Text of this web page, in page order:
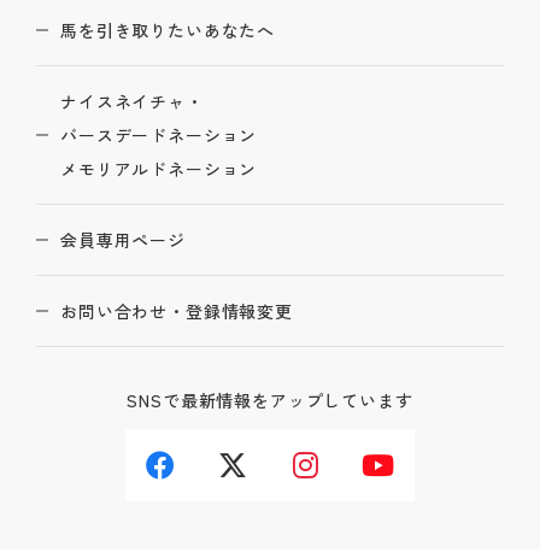
馬を引き取りたいあなたへ
ナイスネイチャ・
バースデードネーション
メモリアルドネーション
会員専用ページ
お問い合わせ・登録情報変更
SNSで最新情報をアップしています